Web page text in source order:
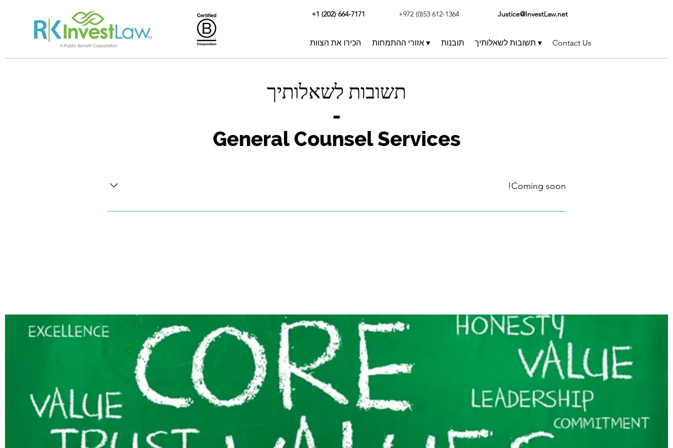
+1 (202) 664-7171 +972 (0)53 612-1364 Justice@InvestLaw.net
הכירו את הצוות אזורי ההתמחות ▾ תובנות תשובות לשאלותיך ▾ Contact Us
תשובות לשאלותיך
-
General Counsel Services
Coming soon!
Coming soon!